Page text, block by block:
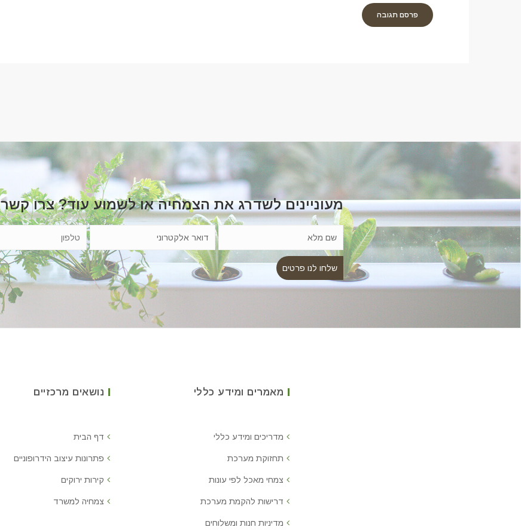
מעוניינים לשדרג את הצמחיה או לשמוע עוד? צרו קשר
מאמרים ומידע כללי
מדריכים ומידע כללי
תחזוקת מערכת
צמחי מאכל לפי עונות
דרישות להקמת מערכת
מדיניות חנות ומשלוחים
נושאים מרכזיים
דף הבית
פתרונות עיצוב הידרופוניים
קירות ירוקים
צמחיה למשרד